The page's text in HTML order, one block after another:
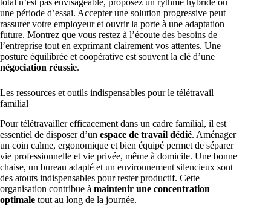
total n’est pas envisageable, proposez un rythme hybride ou
une période d’essai. Accepter une solution progressive peut
rassurer votre employeur et ouvrir la porte à une adaptation
future. Montrez que vous restez à l’écoute des besoins de
l’entreprise tout en exprimant clairement vos attentes. Une
posture équilibrée et coopérative est souvent la clé d’une
négociation réussie.
Les ressources et outils indispensables pour le télétravail
familial
Pour télétravailler efficacement dans un cadre familial, il est
essentiel de disposer d’un espace de travail dédié. Aménager
un coin calme, ergonomique et bien équipé permet de séparer
vie professionnelle et vie privée, même à domicile. Une bonne
chaise, un bureau adapté et un environnement silencieux sont
des atouts indispensables pour rester productif. Cette
organisation contribue à maintenir une concentration
optimale tout au long de la journée.